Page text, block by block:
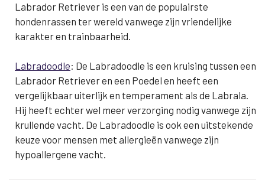
Labrador Retriever is een van de populairste
hondenrassen ter wereld vanwege zijn vriendelijke
karakter en trainbaarheid.
Labradoodle: De Labradoodle is een kruising tussen een
Labrador Retriever en een Poedel en heeft een
vergelijkbaar uiterlijk en temperament als de Labrala.
Hij heeft echter wel meer verzorging nodig vanwege zijn
krullende vacht. De Labradoodle is ook een uitstekende
keuze voor mensen met allergieën vanwege zijn
hypoallergene vacht.